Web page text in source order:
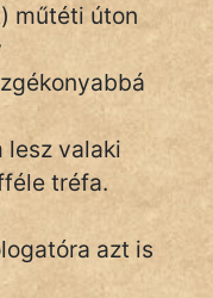
műtéti úton
lesz valaki
tréfa.
azt is